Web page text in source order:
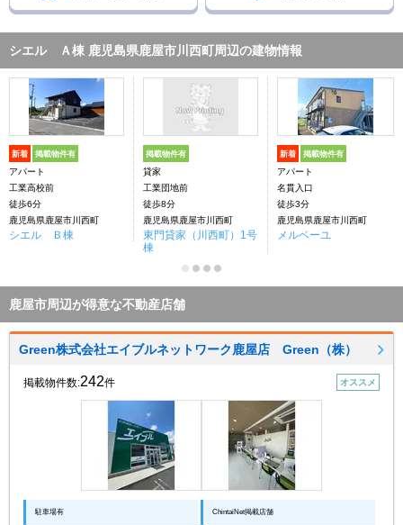
シエル Ａ棟 鹿児島県鹿屋市川西町周辺の建物情報
新着 掲載物件有
アパート
工業高校前
徒歩6分
鹿児島県鹿屋市川西町
シエル Ｂ棟
掲載物件有
貸家
工業団地前
徒歩8分
鹿児島県鹿屋市川西町
東門貸家（川西町）1号
棟
新着 掲載物件有
アパート
名貫入口
徒歩3分
鹿児島県鹿屋市川西町
メルベーユ
鹿屋市周辺が得意な不動産店舗
Green株式会社エイブルネットワーク鹿屋店 Green（株）
掲載物件数:242件 オススメ
駐車場有 ChintaiNet掲載店舗